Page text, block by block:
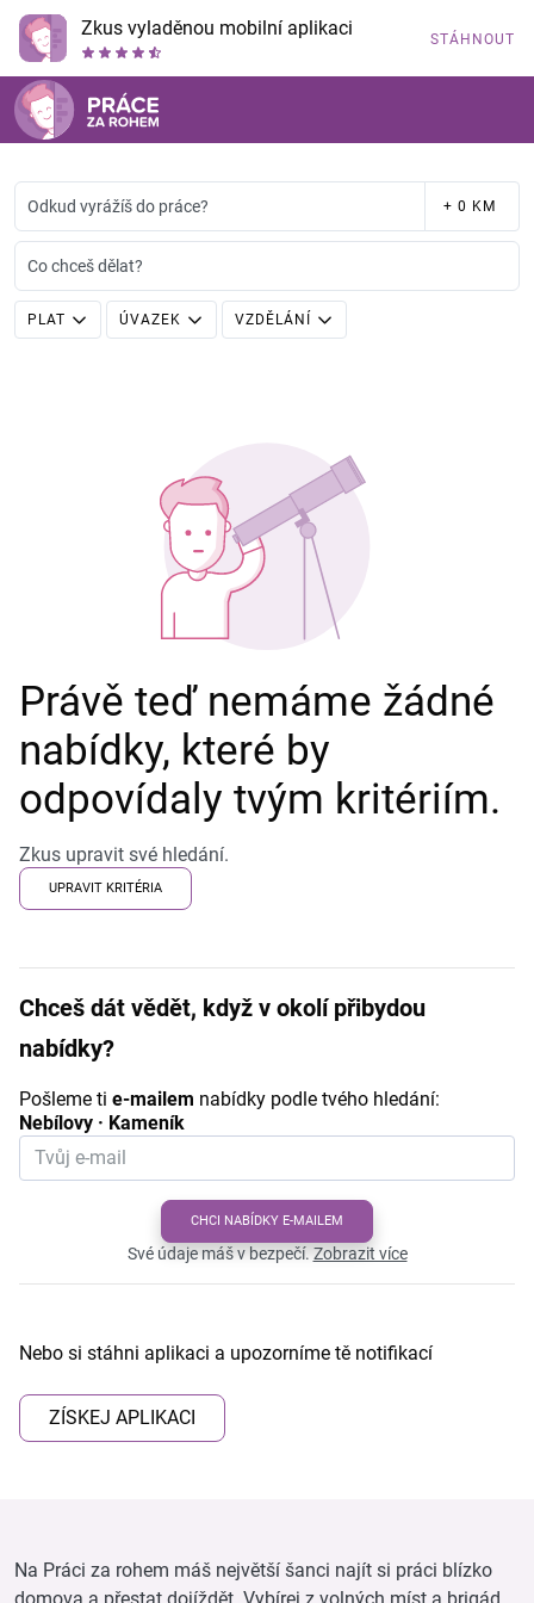
Zkus vyladěnou mobilní aplikaci STÁHNOUT
Odkud vyrážíš do práce? + 0 KM
Co chceš dělat?
PLAT ÚVAZEK VZDĚLÁNÍ
Právě teď nemáme žádné
nabídky, které by
odpovídaly tvým kritériím.
Zkus upravit své hledání.
UPRAVIT KRITÉRIA
Chceš dát vědět, když v okolí přibydou
nabídky?
Pošleme ti e-mailem nabídky podle tvého hledání:
Nebílovy · Kameník
CHCI NABÍDKY E-MAILEM
Své údaje máš v bezpečí.Zobrazit více
Nebo si stáhni aplikaci a upozorníme tě notifikací
ZÍSKEJ APLIKACI
Na Práci za rohem máš největší šanci najít si práci blízko
domova a přestat dojíždět. Vybírej z volných míst a brigád